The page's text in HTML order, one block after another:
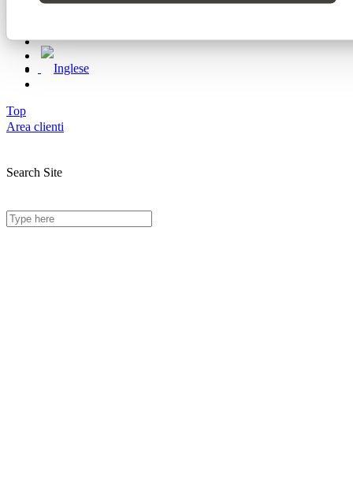
Area clienti
Search Site
Cookie Policy
Top